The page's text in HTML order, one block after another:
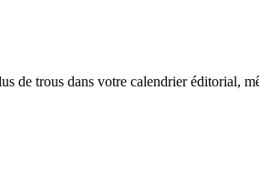
de trous dans votre calendrier éditorial,